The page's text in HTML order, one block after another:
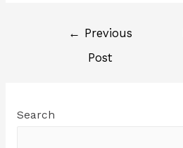
← Previous
Post
Search